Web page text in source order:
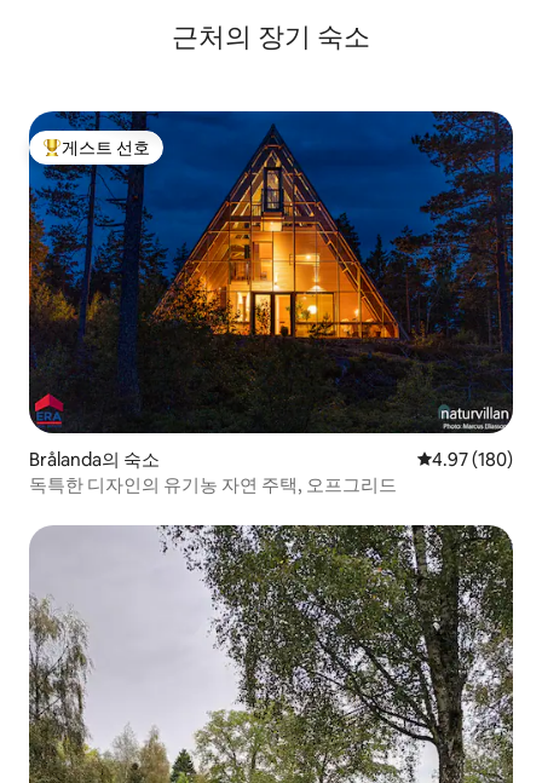
근처의 장기 숙소
상위 게스트 선호
게스트 선호
Brålanda의 숙소 평점 4.97점(5
4.97 (180)
독특한 디자인의 유기농 자연 주택, 오프그리드